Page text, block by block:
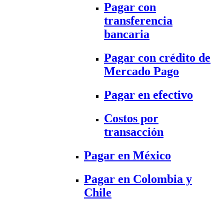
Pagar con
transferencia
bancaria
Pagar con crédito de
Mercado Pago
Pagar en efectivo
Costos por
transacción
Pagar en México
Pagar en Colombia y
Chile